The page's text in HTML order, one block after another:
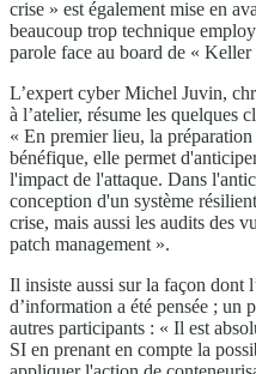
crise » est également mise en
beaucoup trop technique
parole face au board de « Keller
L’expert cyber Michel Juvin,
à l’atelier, résume les quelques
« En premier lieu, la
bénéfique, elle permet
l'impact de l'attaque. Dans
conception d'un système
crise, mais aussi les audits des
patch management ».
Il insiste aussi sur la façon dont
d’information a été pensée ; un
autres participants : « Il est
SI en prenant en compte la